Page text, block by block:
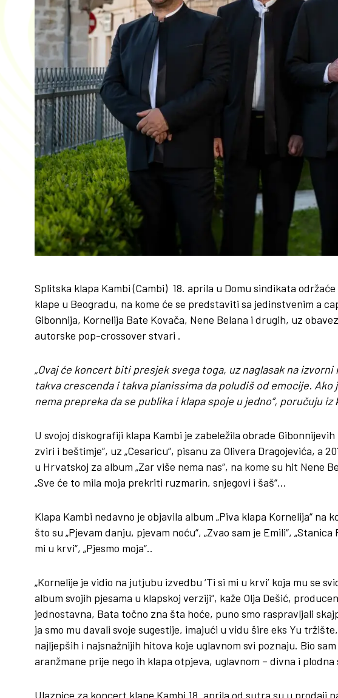
Splitska klapa Kambi (Cambi) 18. aprila u Domu sindikata
klape u Beogradu, na kome će se predstaviti sa jedinstvenim a
Gibonnija, Kornelija Bate Kovača, Nene Belana i drugih, uz
autorske pop-crossover stvari .
„Ovaj će koncert biti presjek svega toga, uz naglasak na
takva crescenda i takva pianissima da poludiš od emocije.
nema prepreka da se publika i klapa spoje u jedno“, poručuju
U svojoj diskografiji klapa Kambi je zabeležila obrade Gibonnijevih
zviri i beštimje“, uz „Cesaricu“, pisanu za Olivera Dragojevića, a
u Hrvatskoj za album „Zar više nema nas“, na kome su hit Nene
„Sve će to mila moja prekriti ruzmarin, snjegovi i šaš“…
Klapa Kambi nedavno je objavila album „Piva klapa Kornelija“ na
što su „Pjevam danju, pjevam noću“, „Zvao sam je Emili“,
mi u krvi“, „Pjesmo moja“..
„Kornelije je vidio na jutjubu izvedbu ‘Ti si mi u krvi’ koja mu se
album svojih pjesama u klapskoj verziji“, kaže Olja Dešić,
jednostavna, Bata točno zna šta hoće, puno smo raspravljali
ja smo mu davali svoje sugestije, imajući u vidu šire eks Yu
najljepših i najsnažnijih hitova koje uglavnom svi poznaju. Bio
aranžmane prije nego ih klapa otpjeva, uglavnom – divna i plodna
Ulaznice za koncert klape Kambi 18. aprila od sutra su u prodaji